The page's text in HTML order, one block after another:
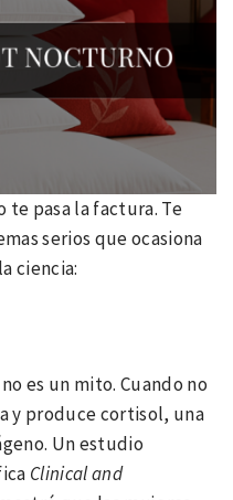
te pasa la factura. Te
serios que ocasiona
ciencia:
es un mito. Cuando no
y produce cortisol, una
Un estudio
Clinical and